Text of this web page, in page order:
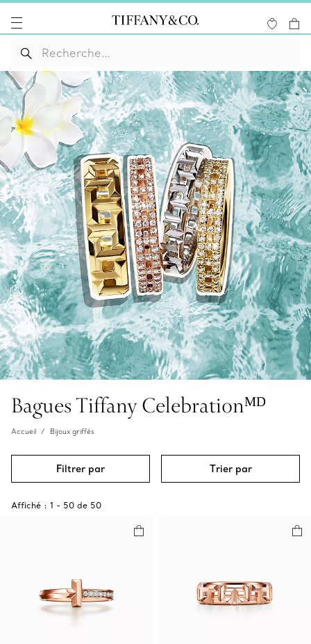
Bagues Tiffany Celebrationᴹᴰ
Accueil Bijoux griffés
Filtrer par Trier par
Affiché : 1 - 50 de 50